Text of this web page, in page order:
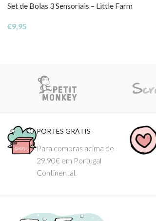
Set de Bolas 3 Sensoriais – Little Farm
€9,95
PORTES GRÁTIS
Para compras acima de
29.90€ em Portugal
Continental.